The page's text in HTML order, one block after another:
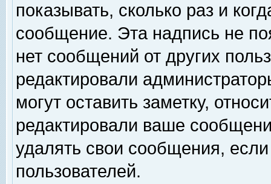
показывать, сколько раз и
сообщение. Эта надпись не
нет сообщений от других
редактировали
могут оставить заметку,
редактировали ваше
удалять свои сообщения,
пользователей.